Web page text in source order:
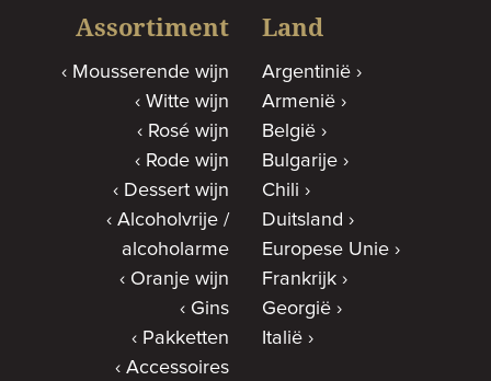
Assortiment
Mousserende wijn
Witte wijn
Rosé wijn
Rode wijn
Dessert wijn
Alcoholvrije /
alcoholarme
Oranje wijn
Gins
Pakketten
Accessoires
Land
Argentinië
Armenië
België
Bulgarije
Chili
Duitsland
Europese Unie
Frankrijk
Georgië
Italië